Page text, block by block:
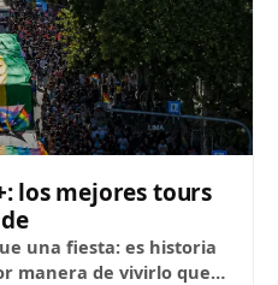
los mejores tours
una fiesta: es historia
manera de vivirlo que